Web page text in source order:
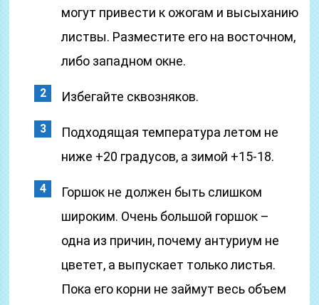
могут привести к ожогам и высыханию
листвы. Разместите его на восточном,
либо западном окне.
Избегайте сквозняков.
Подходящая температура летом не
ниже +20 градусов, а зимой +15-18.
Горшок не должен быть слишком
широким. Очень большой горшок –
одна из причин, почему антуриум не
цветет, а выпускает только листья.
Пока его корни не займут весь объем